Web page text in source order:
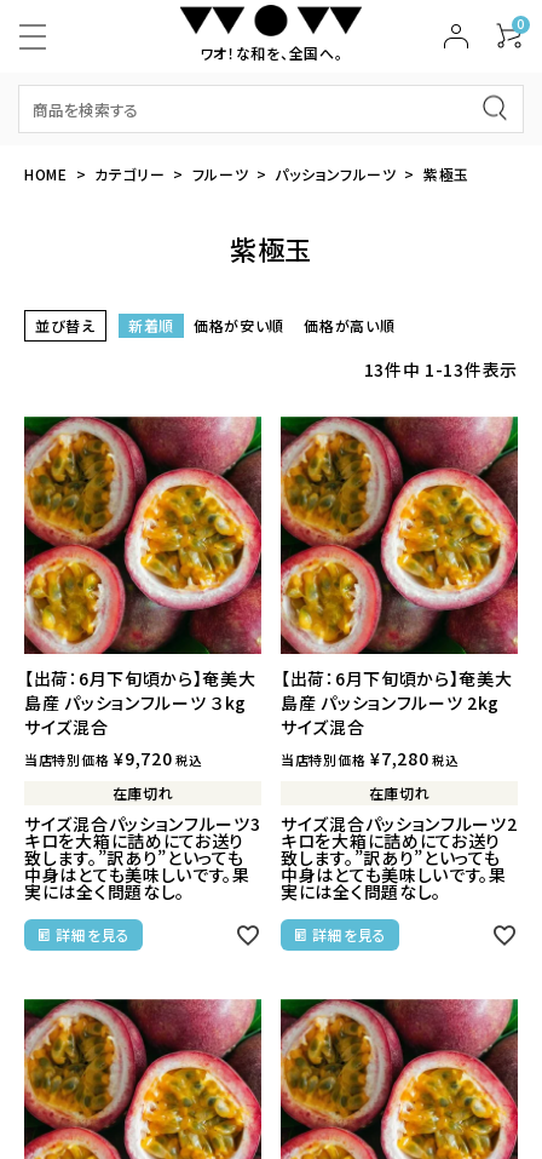
ワオ！な和を、全国へ。
0
HOME カテゴリー フルーツ パッションフルーツ 紫極玉
紫極玉
並び替え 新着順 価格が安い順 価格が高い順
13件中 1-13件表示
【出荷：6月下旬頃から】奄美大
島産 パッションフルーツ ３kg
サイズ混合
当店特別価格 ¥9,720 税込
在庫切れ
サイズ混合パッションフルーツ3
キロを大箱に詰めにてお送り
致します。”訳あり”といっても
中身はとても美味しいです。果
実には全く問題なし。
詳細を見る
【出荷：6月下旬頃から】奄美大
島産 パッションフルーツ 2kg
サイズ混合
当店特別価格 ¥7,280 税込
在庫切れ
サイズ混合パッションフルーツ2
キロを大箱に詰めにてお送り
致します。”訳あり”といっても
中身はとても美味しいです。果
実には全く問題なし。
詳細を見る